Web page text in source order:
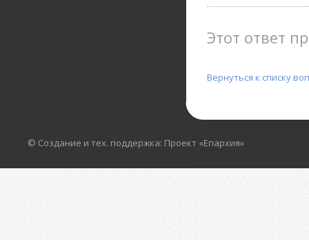
Этот ответ
Вернуться к списку
© Создание и тех. поддержка: Проект «Епархия»